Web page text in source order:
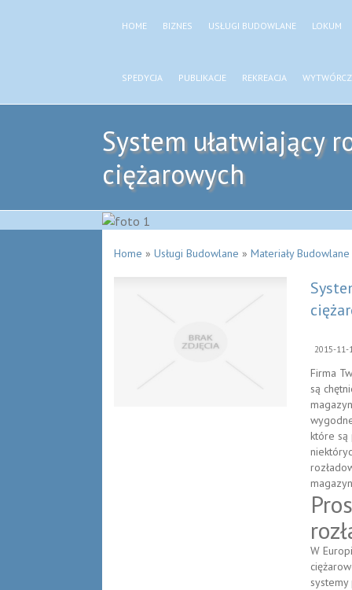
HOME BIZNES USŁUGI BUDOWLANE LOKUM
SPEDYCJA PUBLIKACJE REKREACJA
System ułatwiający
ciężarowych
Home » Usługi Budowlane » Materiały Budowlane
2015-11-
Firma
są
które są
W
systemy